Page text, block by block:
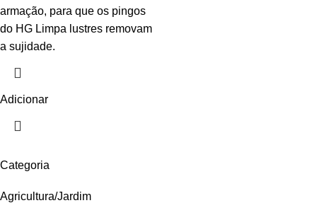
Categoria
Agricultura/Jardim
armação, para que os pingos
do HG Limpa lustres removam
a sujidade.
Adicionar